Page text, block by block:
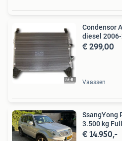
Condensor
€ 299,00
Vaassen
SsangYong
3.500 kg
€ 14.950,-